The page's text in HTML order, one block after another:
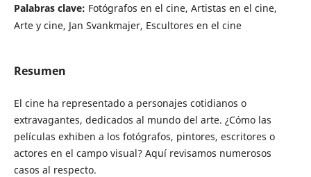
Palabras clave: Fotógrafos en el cine, Artistas en el cine,
Arte y cine, Jan Svankmajer, Escultores en el cine
Resumen
El cine ha representado a personajes cotidianos o
extravagantes, dedicados al mundo del arte. ¿Cómo las
películas exhiben a los fotógrafos, pintores, escritores o
actores en el campo visual? Aquí revisamos numerosos
casos al respecto.